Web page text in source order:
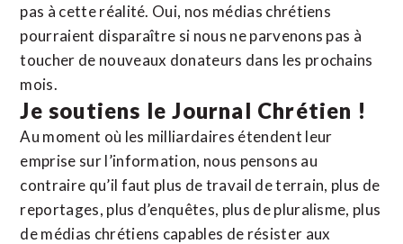
pas à cette réalité. Oui, nos médias chrétiens
pourraient disparaître si nous ne parvenons pas à
toucher de nouveaux donateurs dans les prochains
mois.
Je soutiens le Journal Chrétien !
Au moment où les milliardaires étendent leur
emprise sur l’information, nous pensons au
contraire qu’il faut plus de travail de terrain, plus de
reportages, plus d’enquêtes, plus de pluralisme, plus
de médias chrétiens capables de résister aux